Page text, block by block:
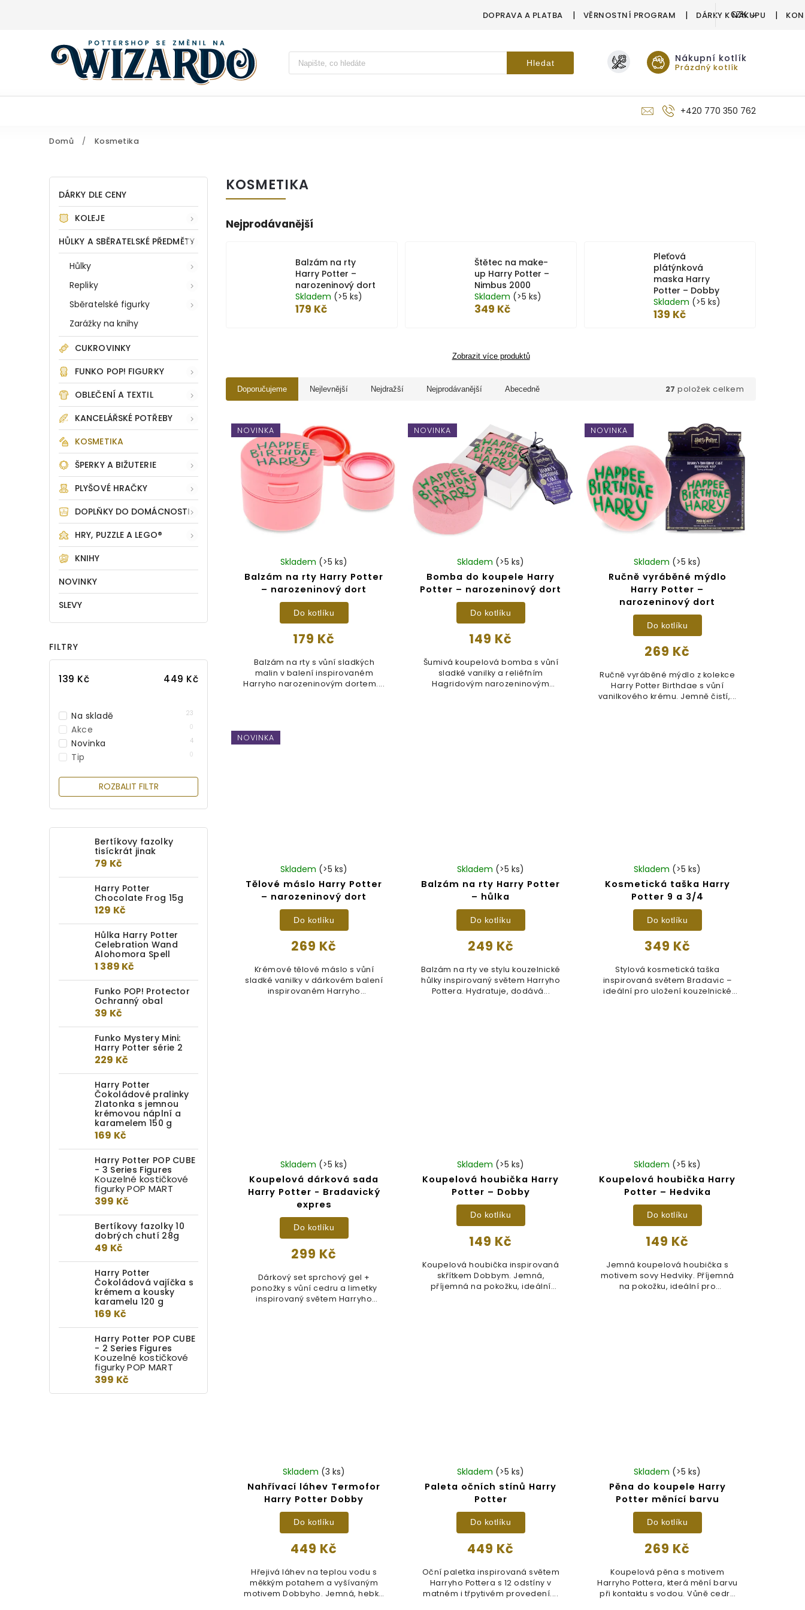
DOPRAVA A PLATBA VĚRNOSTNÍ PROGRAM DÁRKY K NÁKUPU
CZK
Vyhledávání Hledat Nákupní kotlík
Prázdný kotlík
+420 770 350 762
Domů / Kosmetika
DÁRKY DLE CENY
KOLEJE
HŮLKY A SBĚRATELSKÉ PŘEDMĚTY
Hůlky
Repliky
Sběratelské figurky
Zarážky na knihy
CUKROVINKY
FUNKO POP! FIGURKY
OBLEČENÍ A TEXTIL
KANCELÁŘSKÉ POTŘEBY
KOSMETIKA
ŠPERKY A BIŽUTERIE
PLYŠOVÉ HRAČKY
DOPLŇKY DO DOMÁCNOSTI
HRY, PUZZLE A LEGO®
KNIHY
NOVINKY
SLEVY
FILTRY
139 Kč 449 Kč
Na skladě 23
Akce 0
Novinka 4
Tip 0
ROZBALIT FILTR
Bertíkovy fazolky
tisíckrát jinak
79 Kč
Harry Potter
Chocolate Frog 15g
129 Kč
Hůlka Harry Potter
Celebration Wand
Alohomora Spell
1 389 Kč
Funko POP! Protector
Ochranný obal
39 Kč
Funko Mystery Mini:
Harry Potter série 2
229 Kč
Harry Potter
Čokoládové pralinky
Zlatonka s jemnou
krémovou náplní a
karamelem 150 g
169 Kč
Harry Potter POP CUBE
- 3 Series Figures
Kouzelné kostičkové
figurky POP MART
399 Kč
Bertíkovy fazolky 10
dobrých chutí 28g
49 Kč
Harry Potter
Čokoládová vajíčka s
krémem a kousky
karamelu 120 g
169 Kč
Harry Potter POP CUBE
- 2 Series Figures
Kouzelné kostičkové
figurky POP MART
399 Kč
KOSMETIKA
Nejprodávanější
Balzám na rty
Harry Potter –
narozeninový dort
Skladem (>5 ks)
179 Kč
Štětec na make-
up Harry Potter –
Nimbus 2000
Skladem (>5 ks)
349 Kč
Pleťová
plátýnková
maska Harry
Potter – Dobby
Skladem (>5 ks)
139 Kč
Zobrazit více produktů
Doporučujeme Nejlevnější Nejdražší Nejprodávanější Abecedně 27 položek celkem
NOVINKA
Balzám na rty Harry Potter
– narozeninový dort
Skladem (>5 ks)
179 Kč
Do kotlíku
Balzám na rty s vůní sladkých
malin v balení inspirovaném
Harryho narozeninovým dortem....
NOVINKA
Bomba do koupele Harry
Potter – narozeninový dort
Skladem (>5 ks)
149 Kč
Do kotlíku
Šumivá koupelová bomba s vůní
sladké vanilky a reliéfním
Hagridovým narozeninovým
NOVINKA
Ručně vyráběné mýdlo
Harry Potter –
narozeninový dort
Skladem (>5 ks)
269 Kč
Do kotlíku
Ručně vyráběné mýdlo z kolekce
Harry Potter Birthdae s vůní
vanilkového krému. Jemně čistí,...
NOVINKA
Tělové máslo Harry Potter
– narozeninový dort
Skladem (>5 ks)
269 Kč
Do kotlíku
Krémové tělové máslo s vůní
sladké vanilky v dárkovém balení
inspirovaném Harryho
Balzám na rty Harry Potter
– hůlka
Skladem (>5 ks)
249 Kč
Do kotlíku
Balzám na rty ve stylu kouzelnické
hůlky inspirovaný světem Harryho
Pottera. Hydratuje, dodává...
Kosmetická taška Harry
Potter 9 a 3/4
Skladem (>5 ks)
349 Kč
Do kotlíku
Stylová kosmetická taška
inspirovaná světem Bradavic –
ideální pro uložení kouzelnické
Koupelová dárková sada
Harry Potter - Bradavický
expres
Skladem (>5 ks)
299 Kč
Do kotlíku
Dárkový set sprchový gel +
ponožky s vůní cedru a limetky
inspirovaný světem Harryho
Koupelová houbička Harry
Potter – Dobby
Skladem (>5 ks)
149 Kč
Do kotlíku
Koupelová houbička inspirovaná
skřítkem Dobbym. Jemná,
příjemná na pokožku, ideální
Koupelová houbička Harry
Potter – Hedvika
Skladem (>5 ks)
149 Kč
Do kotlíku
Jemná koupelová houbička s
motivem sovy Hedviky. Příjemná
na pokožku, ideální pro
Nahřívací láhev Termofor
Harry Potter Dobby
Skladem (3 ks)
449 Kč
Do kotlíku
Hřejivá láhev na teplou vodu s
měkkým potahem a vyšívaným
motivem Dobbyho. Jemná, hebká
Paleta očních stínů Harry
Potter
Skladem (>5 ks)
449 Kč
Do kotlíku
Oční paletka inspirovaná světem
Harryho Pottera s 12 odstíny v
matném i třpytivém provedení....
Pěna do koupele Harry
Potter měnící barvu
Skladem (>5 ks)
269 Kč
Do kotlíku
Koupelová pěna s motivem
Harryho Pottera, která mění barvu
při kontaktu s vodou. Vůně cedru